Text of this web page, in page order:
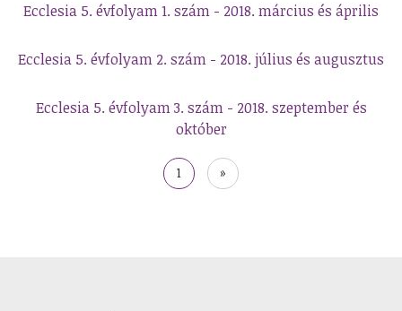
Ecclesia 5. évfolyam 1. szám - 2018. március és április
Ecclesia 5. évfolyam 2. szám - 2018. július és augusztus
Ecclesia 5. évfolyam 3. szám - 2018. szeptember és
október
Jelenlegi
oldal
1
Utolsó
oldal
»